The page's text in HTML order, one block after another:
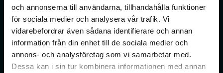
och annonserna till användarna, tillhandahålla funktioner
för sociala medier och analysera vår trafik. Vi
vidarebefordrar även sådana identifierare och annan
information från din enhet till de sociala medier och
annons- och analysföretag som vi samarbetar med.
Dessa kan i sin tur kombinera informationen med annan
Viaplay är Nordens största sport-
streamingtjänst och med ditt Viaplay-
abonnemang via Sappa får du tillgång till de
mest följda ligorna och tävlingarna i världen.
Premier League, UEFA Champions League och
Formel 1 — tre av de absolut största